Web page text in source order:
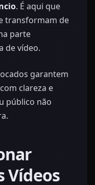
. É aqui que
transformam de
parte
de vídeo.
garantem
clareza e
público não
Vídeos